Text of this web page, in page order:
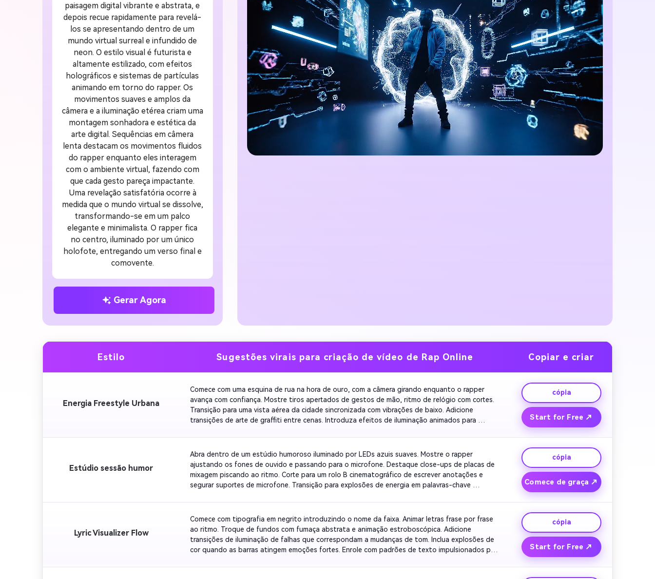
paisagem digital vibrante e abstrata, e
depois recue rapidamente para revelá-
los se apresentando dentro de um
mundo virtual surreal e infundido de
neon. O estilo visual é futurista e
altamente estilizado, com efeitos
holográficos e sistemas de partículas
animando em torno do rapper. Os
movimentos suaves e amplos da
câmera e a iluminação etérea criam uma
montagem sonhadora e estética da
arte digital. Sequências em câmera
lenta destacam os movimentos fluidos
do rapper enquanto eles interagem
com o ambiente virtual, fazendo com
que cada gesto pareça impactante.
Uma revelação satisfatória ocorre à
medida que o mundo virtual se dissolve,
transformando-se em um palco
elegante e minimalista. O rapper fica
no centro, iluminado por um único
holofote, entregando um verso final e
comovente.
Gerar Agora
Estilo Sugestões virais para criação de vídeo de Rap Online Copiar e criar
Energia Freestyle Urbana
Comece com uma esquina de rua na hora de ouro, com a câmera girando enquanto o rapper
avança com confiança. Mostre tiros apertados de gestos de mão, ritmo de relógio com cortes.
Transição para uma vista aérea da cidade sincronizada com vibrações de baixo. Adicione
transições de arte de graffiti entre cenas. Introduza efeitos de iluminação animados para
horizonte.
cópia
Start for Free ↗
Estúdio sessão humor
Abra dentro de um estúdio humoroso iluminado por LEDs azuis suaves. Mostre o rapper
ajustando os fones de ouvido e passando para o microfone. Destaque close-ups de placas de
mixagem piscando ao ritmo. Corte para um rolo B cinematográfico de escrever anotações e
segurar suportes de microfone. Transição para explosões de energia em palavras-chave
cópia
Comece de graça ↗
Lyric Visualizer Flow
Comece com tipografia em negrito introduzindo o nome da faixa. Animar letras frase por frase
ao ritmo. Troque de fundos com fumaça abstrata e animação estroboscópica. Adicione
transições de iluminação de falhas que correspondam a mudanças de tom. Inclua explosões de
cor quando as barras atingem emoções fortes. Enrole com padrões de texto impulsionados por
cópia
Start for Free ↗